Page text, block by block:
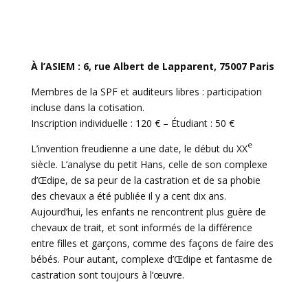
À l’ASIEM : 6, rue Albert de Lapparent, 75007 Paris
Membres de la SPF et auditeurs libres : participation
incluse dans la cotisation.
Inscription individuelle : 120 € – Étudiant : 50 €
L’invention freudienne a une date, le début du XXe
siècle. L’analyse du petit Hans, celle de son complexe
d’Œdipe, de sa peur de la castration et de sa phobie
des chevaux a été publiée il y a cent dix ans.
Aujourd’hui, les enfants ne rencontrent plus guère de
chevaux de trait, et sont informés de la différence
entre filles et garçons, comme des façons de faire des
bébés. Pour autant, complexe d’Œdipe et fantasme de
castration sont toujours à l’œuvre.